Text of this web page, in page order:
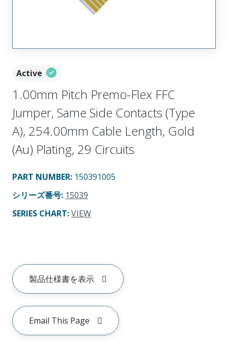
Active
1.00mm Pitch Premo-Flex FFC
Jumper, Same Side Contacts (Type
A), 254.00mm Cable Length, Gold
(Au) Plating, 29 Circuits
PART NUMBER: 150391005
シリーズ番号: 15039
SERIES CHART:VIEW
製品仕様書を表示
Email This Page